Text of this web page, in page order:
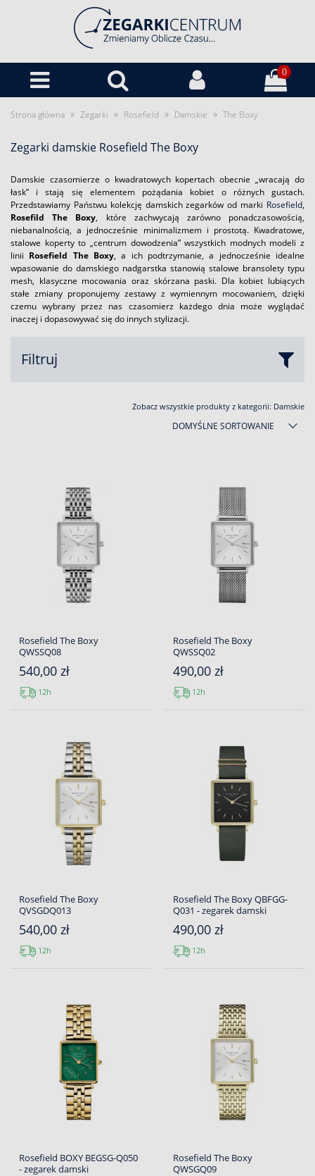
0
Strona główna » Zegarki » Rosefield » Damskie » The Boxy
Zegarki damskie Rosefield The Boxy
Damskie czasomierze o kwadratowych kopertach obecnie „wracają do
łask” i stają się elementem pożądania kobiet o różnych gustach.
Przedstawiamy Państwu kolekcję damskich zegarków od marki Rosefield,
Rosefild The Boxy, które zachwycają zarówno ponadczasowością,
niebanalnością, a jednocześnie minimalizmem i prostotą. Kwadratowe,
stalowe koperty to „centrum dowodzenia” wszystkich modnych modeli z
linii Rosefield The Boxy, a ich podtrzymanie, a jednocześnie idealne
wpasowanie do damskiego nadgarstka stanowią stalowe bransolety typu
mesh, klasyczne mocowania oraz skórzana paski. Dla kobiet lubiących
stałe zmiany proponujemy zestawy z wymiennym mocowaniem, dzięki
czemu wybrany przez nas czasomierz każdego dnia może wyglądać
inaczej i dopasowywać się do innych stylizacji.
Filtruj
Zobacz wszystkie produkty z kategorii: Damskie
DOMYŚLNE SORTOWANIE
Rosefield The Boxy
QWSSQ08
540,00 zł
12h
Rosefield The Boxy
QWSSQ02
490,00 zł
12h
Rosefield The Boxy
QVSGDQ013
540,00 zł
12h
Rosefield The Boxy QBFGG-
Q031 - zegarek damski
490,00 zł
12h
Rosefield BOXY BEGSG-Q050
- zegarek damski
Rosefield The Boxy
QWSGQ09